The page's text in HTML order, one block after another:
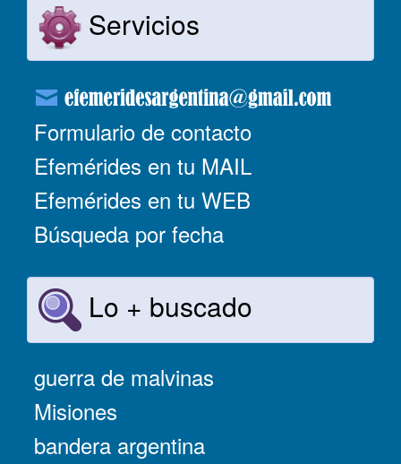
Servicios
Formulario de contacto
Efemérides en tu MAIL
Efemérides en tu WEB
Búsqueda por fecha
Lo + buscado
guerra de malvinas
Misiones
bandera argentina